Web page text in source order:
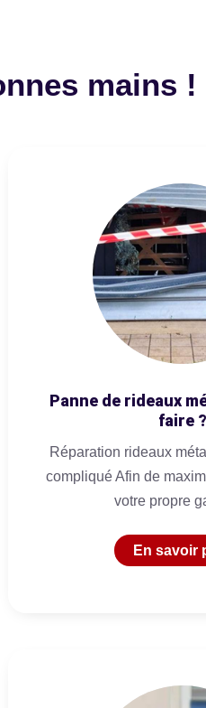
mains !
Panne de rideaux
faire ?
Réparation rideaux
compliqué Afin de
votre propre
En savoir